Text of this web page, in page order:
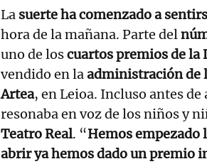
La suerte ha comenzado a
hora de la mañana. Parte del
uno de loscuartos premios de la
vendido en laadministración de
Artea, en Leioa. Incluso antes
resonaba en voz de los niños y
Teatro Real. “Hemos empezado
abrir ya hemos dado un premio